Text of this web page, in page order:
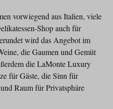
vorwiegend aus Italien, viele
Shop auch für
wird das Angebot im
die Gaumen und Gemüt
die LaMonte Luxury
für Gäste, die Sinn für
Raum für Privatsphäre